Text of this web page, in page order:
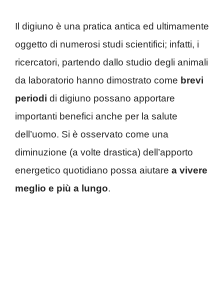
Il digiuno è una pratica antica ed ultimamente
oggetto di numerosi studi scientifici; infatti, i
ricercatori, partendo dallo studio degli animali
da laboratorio hanno dimostrato come brevi
periodi di digiuno possano apportare
importanti benefici anche per la salute
dell’uomo. Si è osservato come una
diminuzione (a volte drastica) dell’apporto
energetico quotidiano possa aiutare a vivere
meglio e più a lungo.